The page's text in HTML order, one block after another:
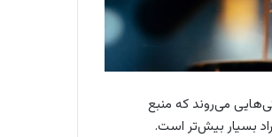
می‌روند که منبع
بسیار بیش‌تر است.